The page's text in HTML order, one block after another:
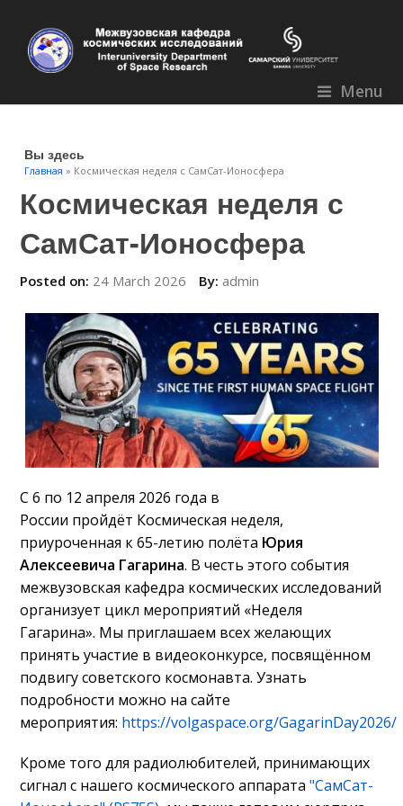
Menu
Вы здесь
Главная » Космическая неделя с СамСат-Ионосфера
Космическая неделя с
СамСат-Ионосфера
Posted on: 24 March 2026 By: admin
С 6 по 12 апреля 2026 года в
России пройдёт Космическая неделя,
приуроченная к 65-летию полёта Юрия
Алексеевича Гагарина. В честь этого события
межвузовская кафедра космических исследований
организует цикл мероприятий «Неделя
Гагарина». Мы приглашаем всех желающих
принять участие в видеоконкурсе, посвящённом
подвигу советского космонавта. Узнать
подробности можно на сайте
мероприятия: https://volgaspace.org/GagarinDay2026/
Кроме того для радиолюбителей, принимающих
сигнал с нашего космического аппарата"СамСат-